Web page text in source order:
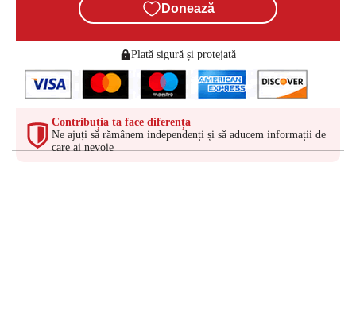
Donează
Plată sigură și protejată
Contribuția ta face diferența
Ne ajuți să rămânem independenți și să aducem informații de
care ai nevoie